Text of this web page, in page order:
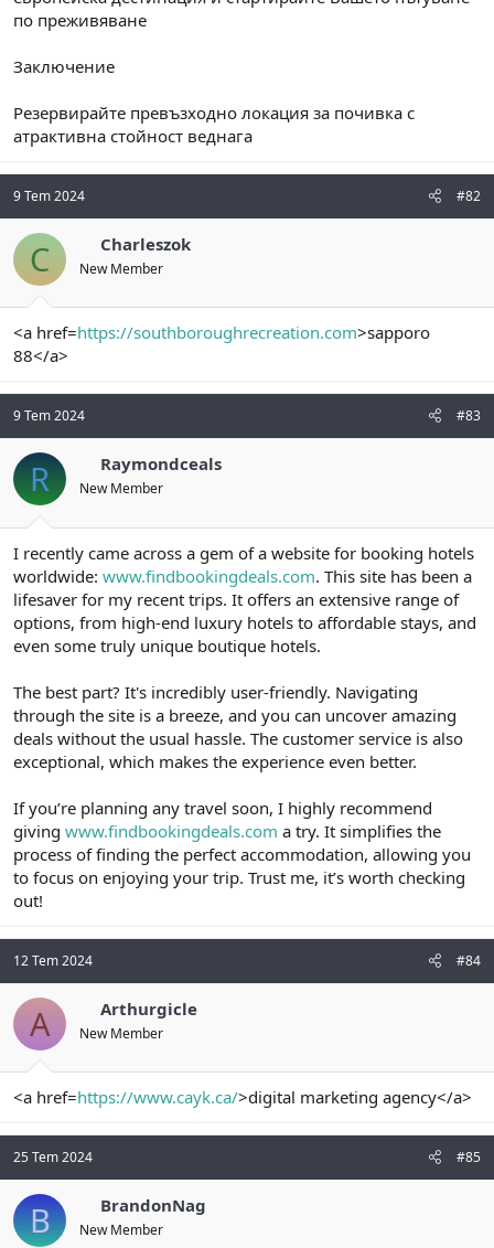
по преживяване
Заключение
Резервирайте превъзходно локация за почивка с
атрактивна стойност веднага
9 Tem 2024 #82
C Charleszok
New Member
<a href=https://southboroughrecreation.com>sapporo
88</a>
9 Tem 2024 #83
R Raymondceals
New Member
I recently came across a gem of a website for booking hotels
worldwide: www.findbookingdeals.com. This site has been a
lifesaver for my recent trips. It offers an extensive range of
options, from high-end luxury hotels to affordable stays, and
even some truly unique boutique hotels.
The best part? It's incredibly user-friendly. Navigating
through the site is a breeze, and you can uncover amazing
deals without the usual hassle. The customer service is also
exceptional, which makes the experience even better.
If you’re planning any travel soon, I highly recommend
giving www.findbookingdeals.com a try. It simplifies the
process of finding the perfect accommodation, allowing you
to focus on enjoying your trip. Trust me, it’s worth checking
out!
12 Tem 2024 #84
A Arthurgicle
New Member
<a href=https://www.cayk.ca/>digital marketing agency</a>
25 Tem 2024 #85
B BrandonNag
New Member